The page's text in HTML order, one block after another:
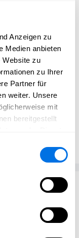
Anzeigen zu
Medien anbieten
Website zu
zu Ihrer
Partner für
weiter. Unsere
mit
bereitgestellt
Kerwe- und
(PDF)